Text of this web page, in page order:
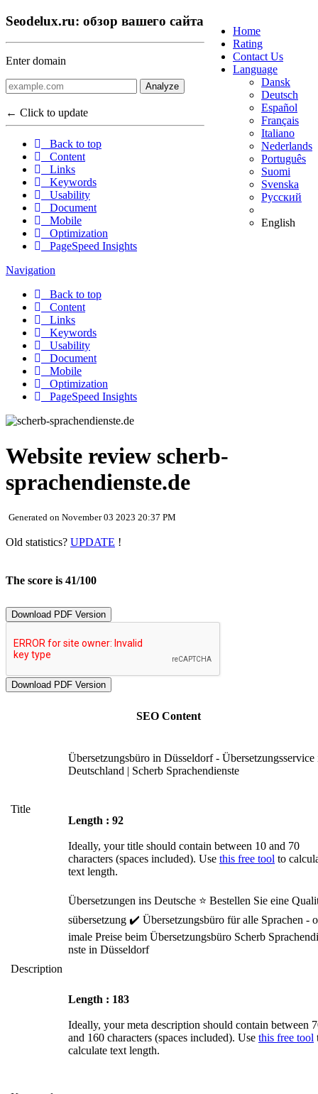
Home
Rating
Contact Us
Language
Dansk
Deutsch
Español
Français
Italiano
Nederlands
Português
Suomi
Svenska
Русский
English
Seodelux.ru: обзор вашего сайта
Enter domain
Analyze
← Click to update
Back to top
Content
Links
Keywords
Usability
Document
Mobile
Optimization
PageSpeed Insights
Navigation
Back to top
Content
Links
Keywords
Usability
Document
Mobile
Optimization
PageSpeed Insights
Website review scherb-
sprachendienste.de
Generated on November 03 2023 20:37 PM
Old statistics? UPDATE !
The score is 41/100
Download PDF Version
SEO Content
Title
Übersetzungsbüro in Düsseldorf - Übersetzungsservice
Deutschland | Scherb Sprachendienste
Length : 92
Ideally, your title should contain between 10 and 70
characters (spaces included). Use this free tool to
text length.
Description
Übersetzungen ins Deutsche ⭐ Bestellen Sie eine
sübersetzung ✔️ Übersetzungsbüro für alle Sprachen -
imale Preise beim Übersetzungsbüro Scherb
nste in Düsseldorf
Length : 183
Ideally, your meta description should contain between
and 160 characters (spaces included). Use this free tool
calculate text length.